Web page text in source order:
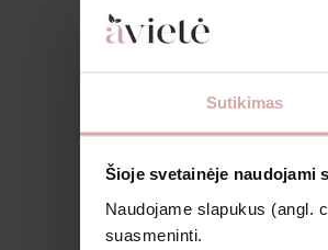
Sutikimas
Šioje svetainėje naudojami
Naudojame slapukus (angl.
suasmeninti.